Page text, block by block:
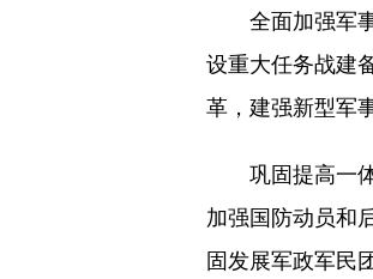
全面加强军事
设重大任务战建
革，建强新型军
巩固提高一体
加强国防动员和
固发展军政军民